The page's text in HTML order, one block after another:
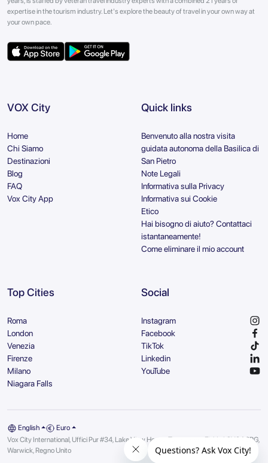
expertise in the tourism industry. Let's explore the beauty of travel in your own way at
your own pace.
VOX City
Home
Chi Siamo
Destinazioni
Blog
FAQ
Vox City App
Quick links
Benvenuto alla nostra visita
guidata autonoma della Basilica di
San Pietro
Note Legali
Informativa sulla Privacy
Informativa sui Cookie
Etico
Hai bisogno di aiuto? Contattaci
istantaneamente!
Come eliminare il mio account
Top Cities
Roma
London
Venezia
Firenze
Milano
Niagara Falls
Social
Instagram
Facebook
TikTok
Linkedin
YouTube
English
Euro
Vox City International, Uffici Pur #34, Lake View House, Tournament Fields | CV34 6RG,
Warwick, Regno Unito